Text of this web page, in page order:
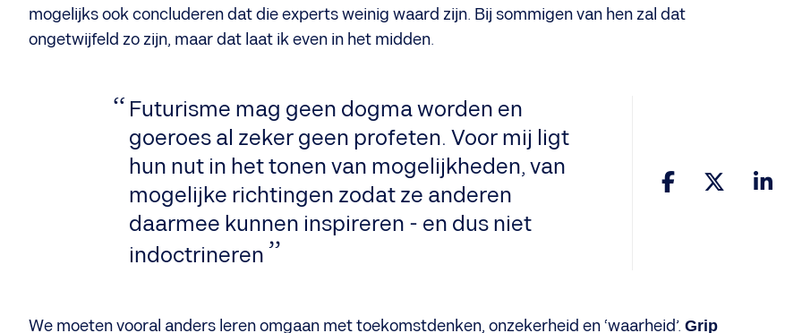
mogelijks ook concluderen dat die experts weinig waard zijn. Bij sommigen van hen zal dat
ongetwijfeld zo zijn, maar dat laat ik even in het midden.
Futurisme mag geen dogma worden en
goeroes al zeker geen profeten. Voor mij ligt
hun nut in het tonen van mogelijkheden, van
mogelijke richtingen zodat ze anderen
daarmee kunnen inspireren - en dus niet
indoctrineren
We moeten vooral anders leren omgaan met toekomstdenken, onzekerheid en ‘waarheid’. Grip